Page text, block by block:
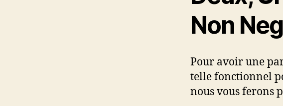
Non
Pour avoir une
telle fonctionnel
nous vous ferons